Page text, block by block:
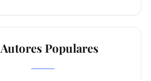
Autores Populares